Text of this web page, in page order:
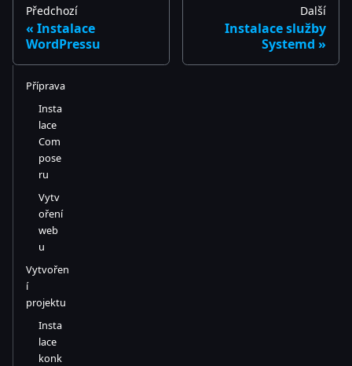
Předchozí
Instalace
WordPressu
Další
Instalace služby
Systemd
Příprava
Insta
lace
Com
pose
ru
Vytv
oření
web
u
Vytvořen
í
projektu
Insta
lace
konk